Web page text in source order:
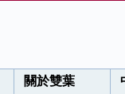
關於雙葉